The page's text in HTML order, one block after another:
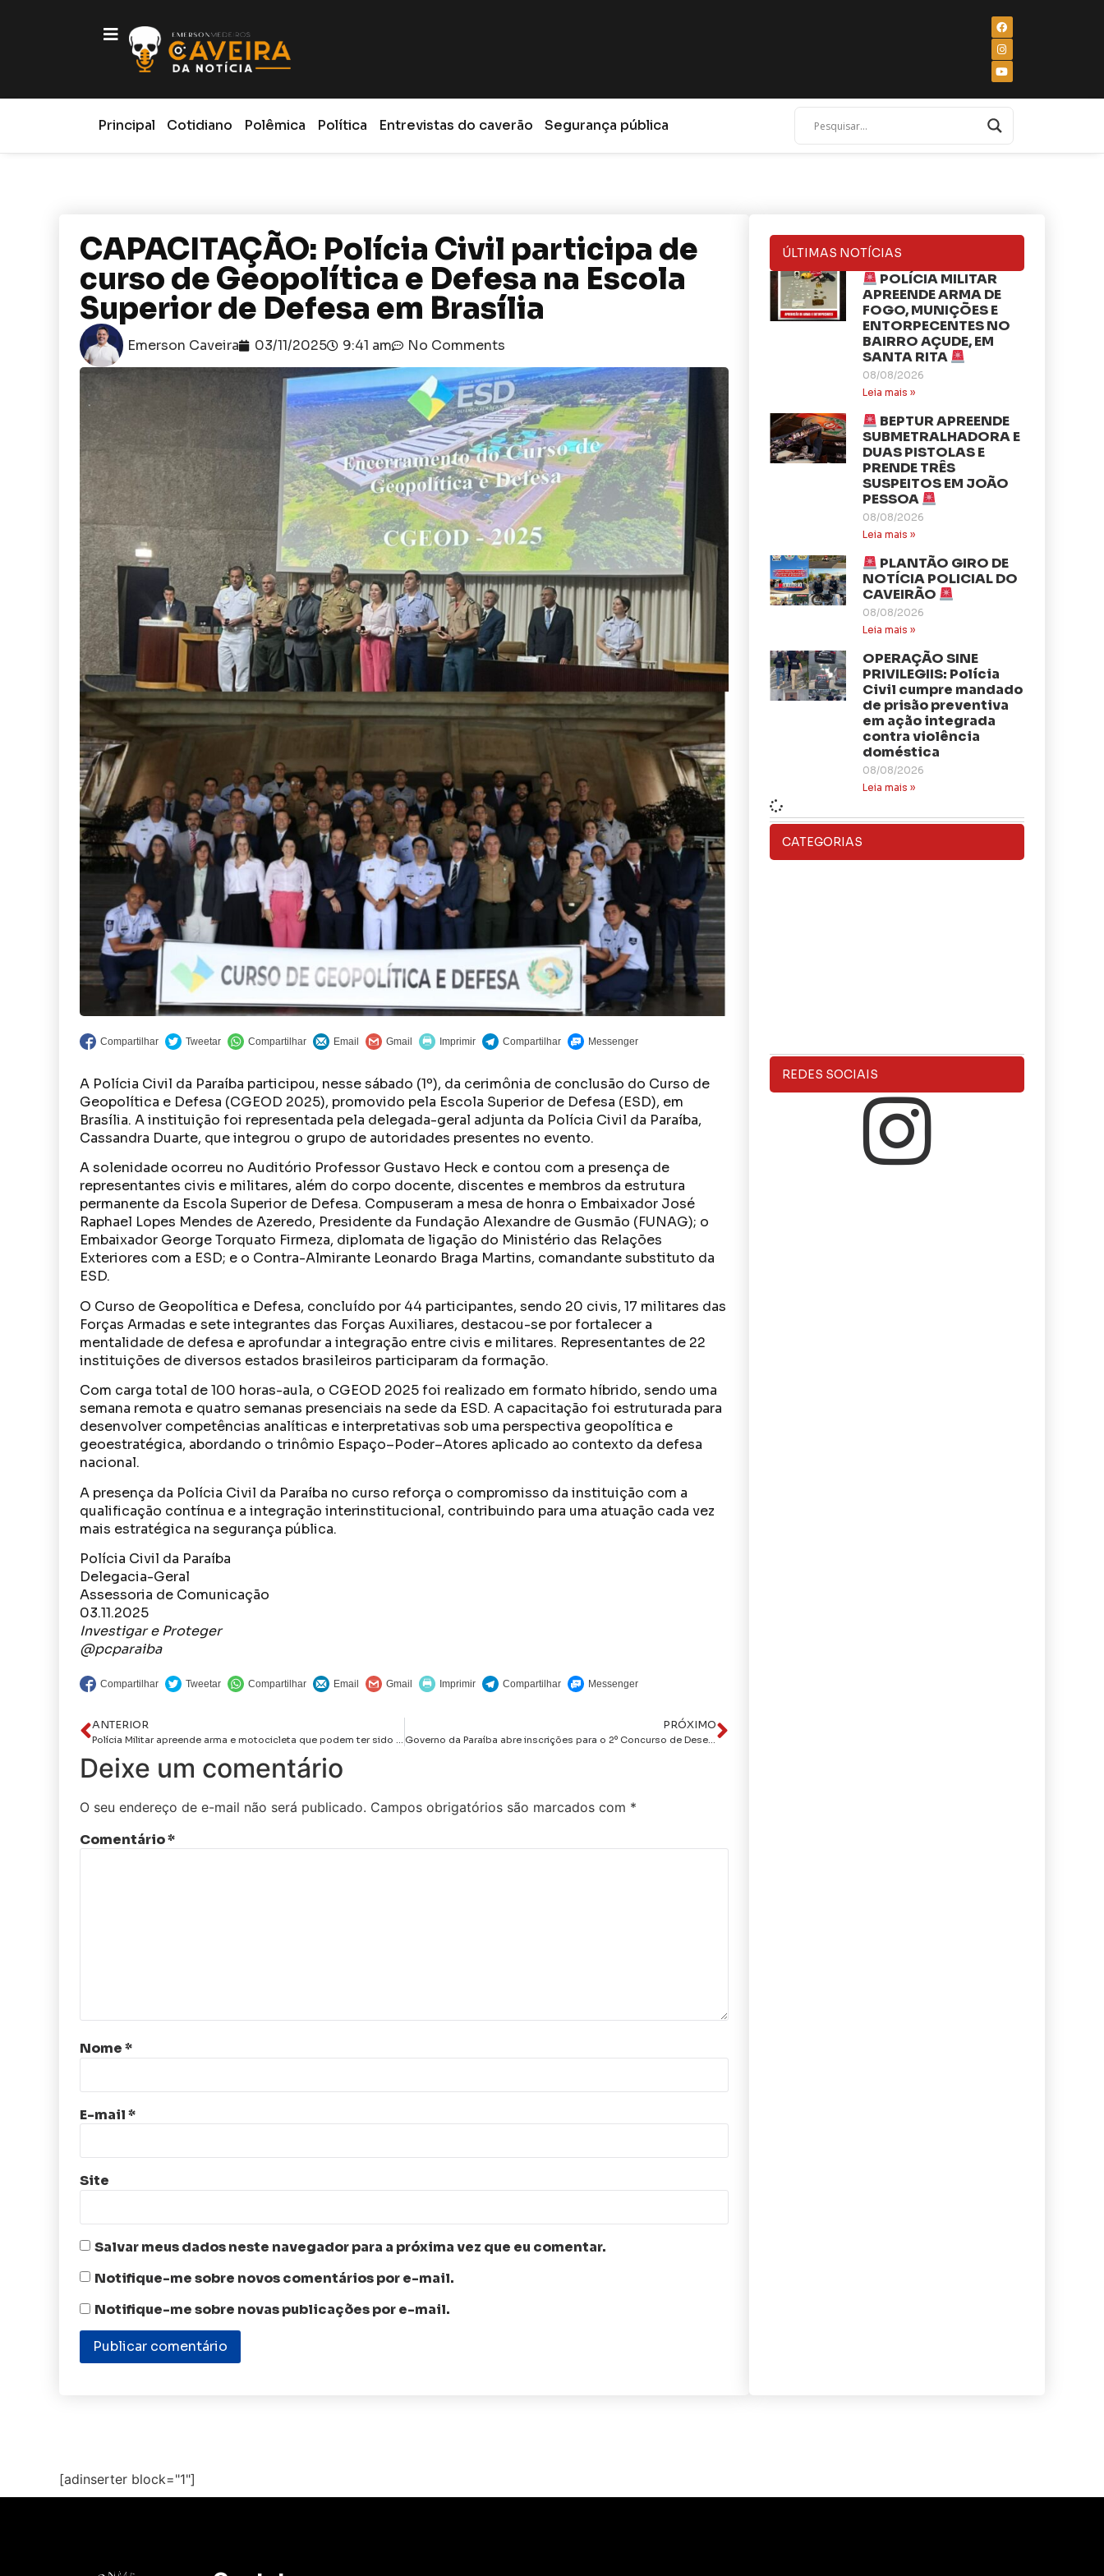
Principal Cotidiano Polêmica Política Entrevistas do caverão Segurança pública
CAPACITAÇÃO: Polícia Civil participa de
curso de Geopolítica e Defesa na Escola
Superior de Defesa em Brasília
Emerson Caveira 03/11/2025 9:41 am No Comments
A Polícia Civil da Paraíba participou, nesse sábado (1º), da cerimônia de conclusão do Curso de
Geopolítica e Defesa (CGEOD 2025), promovido pela Escola Superior de Defesa (ESD), em
Brasília. A instituição foi representada pela delegada-geral adjunta da Polícia Civil da Paraíba,
Cassandra Duarte, que integrou o grupo de autoridades presentes no evento.
A solenidade ocorreu no Auditório Professor Gustavo Heck e contou com a presença de
representantes civis e militares, além do corpo docente, discentes e membros da estrutura
permanente da Escola Superior de Defesa. Compuseram a mesa de honra o Embaixador José
Raphael Lopes Mendes de Azeredo, Presidente da Fundação Alexandre de Gusmão (FUNAG); o
Embaixador George Torquato Firmeza, diplomata de ligação do Ministério das Relações
Exteriores com a ESD; e o Contra-Almirante Leonardo Braga Martins, comandante substituto da
ESD.
O Curso de Geopolítica e Defesa, concluído por 44 participantes, sendo 20 civis, 17 militares das
Forças Armadas e sete integrantes das Forças Auxiliares, destacou-se por fortalecer a
mentalidade de defesa e aprofundar a integração entre civis e militares. Representantes de 22
instituições de diversos estados brasileiros participaram da formação.
Com carga total de 100 horas-aula, o CGEOD 2025 foi realizado em formato híbrido, sendo uma
semana remota e quatro semanas presenciais na sede da ESD. A capacitação foi estruturada para
desenvolver competências analíticas e interpretativas sob uma perspectiva geopolítica e
geoestratégica, abordando o trinômio Espaço–Poder–Atores aplicado ao contexto da defesa
nacional.
A presença da Polícia Civil da Paraíba no curso reforça o compromisso da instituição com a
qualificação contínua e a integração interinstitucional, contribuindo para uma atuação cada vez
mais estratégica na segurança pública.
Polícia Civil da Paraíba
Delegacia-Geral
Assessoria de Comunicação
03.11.2025
Investigar e Proteger
@pcparaiba
ANTERIOR
Polícia Militar apreende arma e motocicleta que podem ter sido usadas para cometer homicídio na grande JP
PRÓXIMO
Governo da Paraíba abre inscrições para o 2º Concurso de Desenho e Poesia
Deixe um comentário
O seu endereço de e-mail não será publicado. Campos obrigatórios são marcados com *
Comentário*
Nome*
E-mail*
Site
Salvar meus dados neste navegador para a próxima vez que eu comentar.
Notifique-me sobre novos comentários por e-mail.
Notifique-me sobre novas publicações por e-mail.
ÚLTIMAS NOTÍCIAS
POLÍCIA MILITAR
APREENDE ARMA DE
FOGO, MUNIÇÕES E
ENTORPECENTES NO
BAIRRO AÇUDE, EM
SANTA RITA
08/08/2026
Leia mais »
BEPTUR APREENDE
SUBMETRALHADORA E
DUAS PISTOLAS E
PRENDE TRÊS
SUSPEITOS EM JOÃO
PESSOA
08/08/2026
Leia mais »
PLANTÃO GIRO DE
NOTÍCIA POLICIAL DO
CAVEIRÃO
08/08/2026
Leia mais »
OPERAÇÃO SINE
PRIVILEGIIS: Polícia
Civil cumpre mandado
de prisão preventiva
em ação integrada
contra violência
doméstica
08/08/2026
Leia mais »
CATEGORIAS
REDES SOCIAIS
[adinserter block="1"]